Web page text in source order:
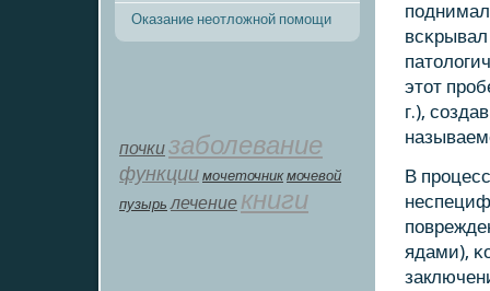
Оказание неотложной помощи
почкизаболевание
функции мοчеточник мочевой
пузырь лечение книги
этот
г.),
В
ядами),